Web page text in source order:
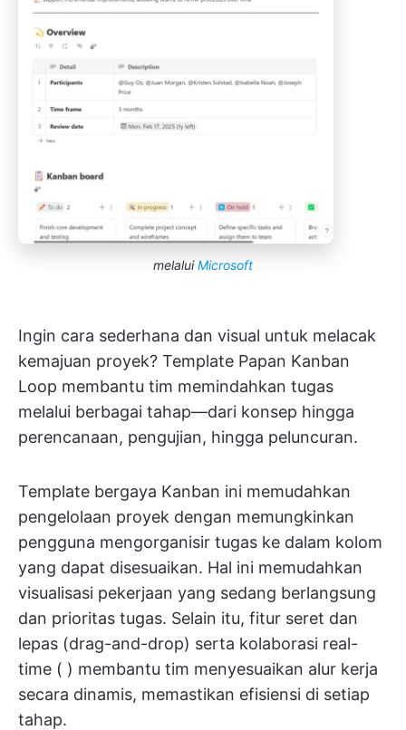
melaluiMicrosoft
Ingin cara sederhana dan visual untuk melacak
kemajuan proyek? Template Papan Kanban
Loop membantu tim memindahkan tugas
melalui berbagai tahap—dari konsep hingga
perencanaan, pengujian, hingga peluncuran.
Template bergaya Kanban ini memudahkan
pengelolaan proyek dengan memungkinkan
pengguna mengorganisir tugas ke dalam kolom
yang dapat disesuaikan. Hal ini memudahkan
visualisasi pekerjaan yang sedang berlangsung
dan prioritas tugas. Selain itu, fitur seret dan
lepas (drag-and-drop) serta kolaborasi real-
time ( ) membantu tim menyesuaikan alur kerja
secara dinamis, memastikan efisiensi di setiap
tahap.